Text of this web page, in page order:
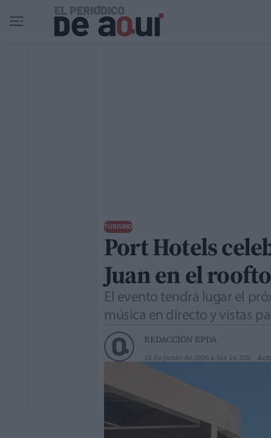
Ir al contenido principal
TURISMO
Port Hotels
Juan en el
El evento tendrá lugar el
música en directo y vistas
REDACCIÓN EPDA
10 de junio de 2026 a las 14:32h